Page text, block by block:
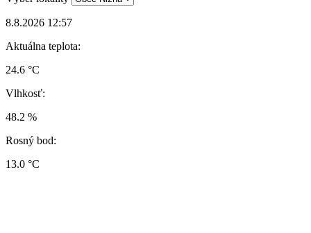
8.8.2026 12:57
Aktuálna teplota:
24.6 °C
Vlhkosť:
48.2 %
Rosný bod:
13.0 °C